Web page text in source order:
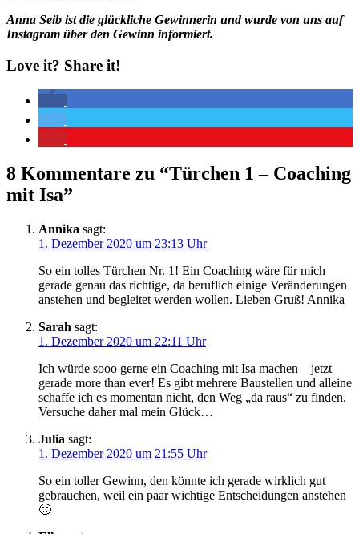
Anna Seib ist die glückliche Gewinnerin und wurde von uns auf
Instagram über den Gewinn informiert.
Love it? Share it!
8 Kommentare zu “Türchen 1 – Coaching
mit Isa”
Annika sagt:
1. Dezember 2020 um 23:13 Uhr
So ein tolles Türchen Nr. 1! Ein Coaching wäre für mich
gerade genau das richtige, da beruflich einige Veränderungen
anstehen und begleitet werden wollen. Lieben Gruß! Annika
Sarah sagt:
1. Dezember 2020 um 22:11 Uhr
Ich würde sooo gerne ein Coaching mit Isa machen – jetzt
gerade more than ever! Es gibt mehrere Baustellen und alleine
schaffe ich es momentan nicht, den Weg „da raus“ zu finden.
Versuche daher mal mein Glück…
Julia sagt:
1. Dezember 2020 um 21:55 Uhr
So ein toller Gewinn, den könnte ich gerade wirklich gut
gebrauchen, weil ein paar wichtige Entscheidungen anstehen
🙂